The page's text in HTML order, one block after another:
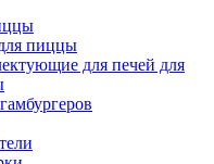
пиццы
для печей для